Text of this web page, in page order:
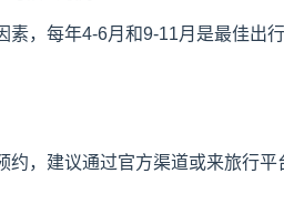
素，每年4-6月和9-11月是最佳出
约，建议通过官方渠道或来旅行